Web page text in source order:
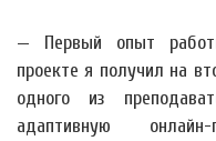
— Первый опыт
проекте я получил на
одного из
адаптивную